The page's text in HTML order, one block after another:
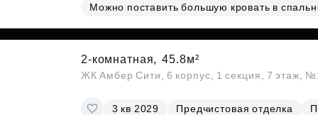
Можно поставить большую кровать в
2-комнатная, 45.8м²
ЖК Амбер Сити, 6 корпус, 1 секция, 7 этаж,
3 кв 2029 Предчистовая отделка